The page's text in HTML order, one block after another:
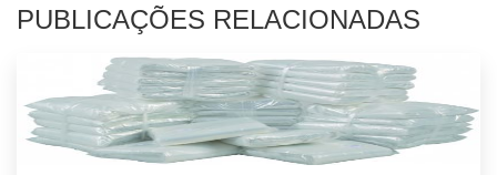
PUBLICAÇÕES RELACIONADAS